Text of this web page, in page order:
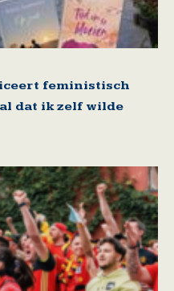
feministisch
dat ik zelf wilde